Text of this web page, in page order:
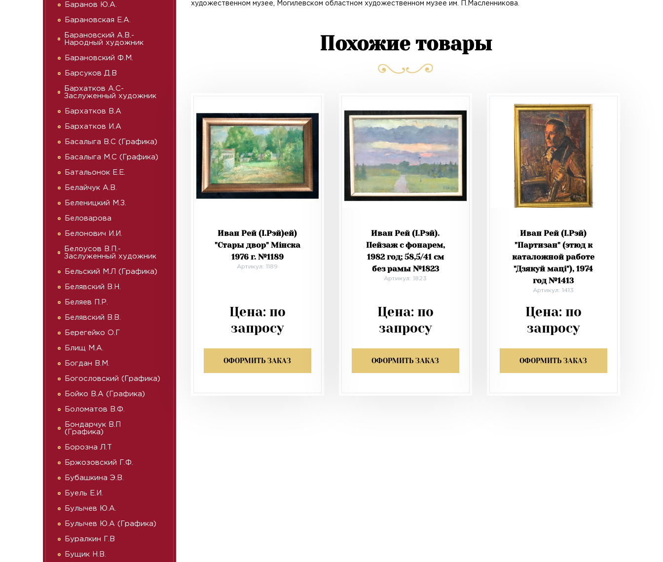
Баранов Ю.А.
Барановская Е.А.
Барановский А.В.-
Народный художник
Барановский Ф.М.
Барсуков Д.В
Бархатков А.С-
Заслуженный художник
Бархатков В.А
Бархатков И.А
Басалыга В.С (Графика)
Басалыга М.С (Графика)
Батальонок Е.Е.
Белайчук А.В.
Беленицкий М.З.
Беловарова
Белонович И.И.
Белоусов В.П.-
Заслуженный художник
Бельский М.Л (Графика)
Белявский В.Н.
Беляев П.Р.
Белявский В.В.
Берегейко О.Г
Блищ М.А.
Богдан В.М.
Богословский (Графика)
Бойко В.А (Графика)
Боломатов В.Ф.
Бондарчук В.П
(Графика)
Борозна Л.Т
Бржозовский Г.Ф.
Бубашкина Э.В.
Буель Е.И.
Булычев Ю.А.
Булычев Ю.А (Графика)
Буралкин Г.В
Бущик Н.В.
художественном музее, Могилевском областном художественном музее им. П.Масленникова.
Похожие товары
Иван Рей (I.Рэй)ей)
"Стары двор" Мiнска
1976 г. №1189
Артикул: 1189
Цена: по
запросу
ОФОРМИТЬ ЗАКАЗ
Иван Рей (I.Рэй).
Пейзаж с фонарем,
1982 год; 58,5/41 см
без рамы №1823
Артикул: 1823
Цена: по
запросу
ОФОРМИТЬ ЗАКАЗ
Иван Рей (I.Рэй)
"Партизан" (этюд к
каталожной работе
"Дзякуй мацi"), 1974
год №1413
Артикул: 1413
Цена: по
запросу
ОФОРМИТЬ ЗАКАЗ